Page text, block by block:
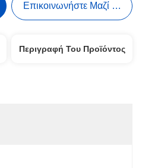
Επικοινωνήστε Μαζί Μας
Περιγραφή Του Προϊόντος